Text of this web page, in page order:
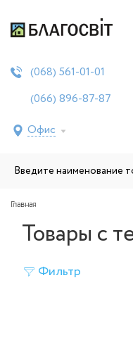
(068) 561-01-01
(066) 896-87-87
Офис
Главная
Товары с
Фильтр